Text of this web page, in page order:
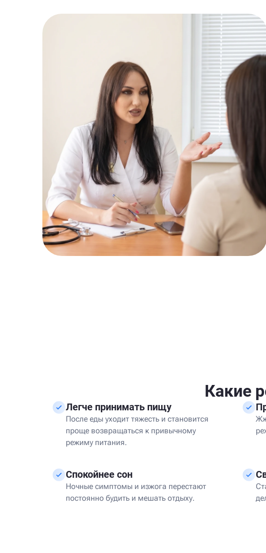
Какие
Легче принимать пищу
После еды уходит тяжесть и становится
проще возвращаться к привычному
режиму питания.
Спокойнее сон
Ночные симптомы и изжога перестают
постоянно будить и мешать отдыху.